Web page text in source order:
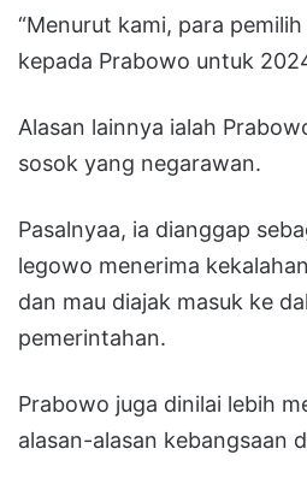
“Menurut kami, para
kepada Prabowo untuk
Alasan lainnya ialah
sosok yang negarawan.
Pasalnyaa, ia dianggap
legowo menerima
dan mau diajak masuk ke
pemerintahan.
Prabowo juga dinilai lebih
alasan-alasan kebangsaan